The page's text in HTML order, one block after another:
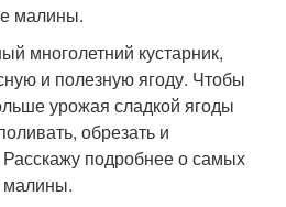
малины.
многолетний кустарник,
и полезную ягоду. Чтобы
урожая сладкой ягоды
обрезать и
подробнее о самых
малины.